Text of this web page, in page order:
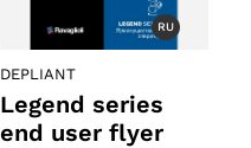
RU
DEPLIANT
Legend series
end user flyer